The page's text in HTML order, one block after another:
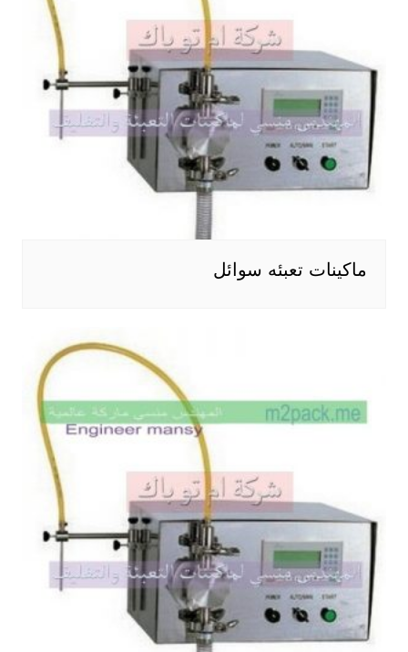
ماكينات تعبئه سوائل